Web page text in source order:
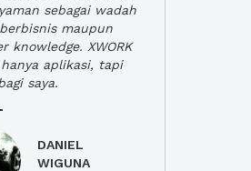
sebagai wadah
maupun
knowledge. XWORK
aplikasi, tapi
saya.
DANIEL
WIGUNA